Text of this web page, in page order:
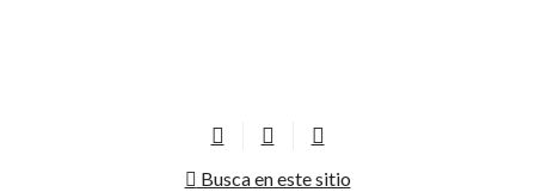
Busca en este sitio